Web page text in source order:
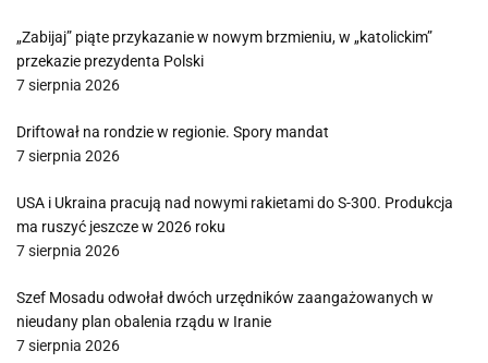
„Zabijaj” piąte przykazanie w nowym brzmieniu, w „katolickim”
przekazie prezydenta Polski
7 sierpnia 2026
Driftował na rondzie w regionie. Spory mandat
7 sierpnia 2026
USA i Ukraina pracują nad nowymi rakietami do S-300. Produkcja
ma ruszyć jeszcze w 2026 roku
7 sierpnia 2026
Szef Mosadu odwołał dwóch urzędników zaangażowanych w
nieudany plan obalenia rządu w Iranie
7 sierpnia 2026